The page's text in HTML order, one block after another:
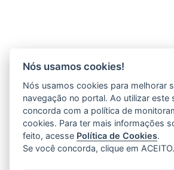
Nós usamos cookies!
Nós usamos cookies para melhorar
navegação no portal. Ao utilizar este
concorda com a política de
cookies. Para ter mais informações
feito, acesse Política de Cookies.
Se você concorda, clique em ACEITO.